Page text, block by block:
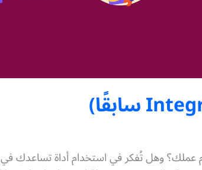
وهل تُفكر في استخدام أداة تساعدك